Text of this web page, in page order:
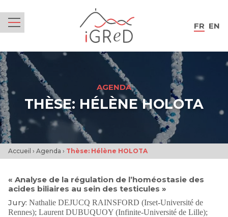
FR EN
AGENDA
THÈSE: HÉLÈNE HOLOTA
Accueil › Agenda › Thèse: Hélène HOLOTA
« Analyse de la régulation de l’homéostasie des
acides biliaires au sein des testicules »
Jury: Nathalie DEJUCQ RAINSFORD (Irset-Université de
Rennes); Laurent DUBUQUOY (Infinite-Université de Lille);